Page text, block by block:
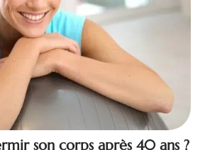
son corps après 40 ans ?